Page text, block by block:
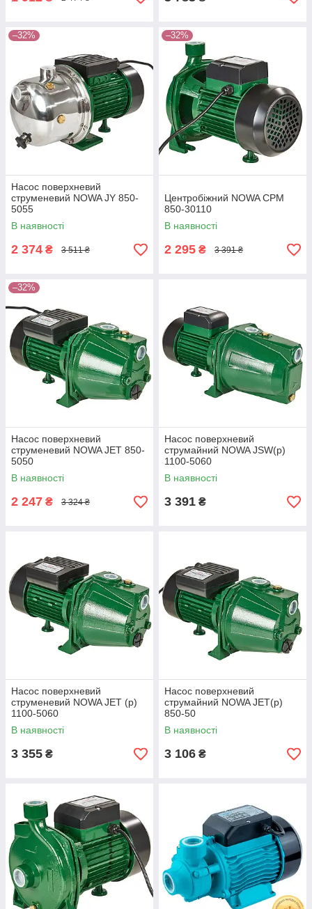
–32%
Насос поверхневий
струменевий NOWA JY 850-
5055
В наявності
2 374 ₴ 3 511 ₴
–32%
Центробіжний NOWA CPM
850-30110
В наявності
2 295 ₴ 3 391 ₴
–32%
Насос поверхневий
струменевий NOWA JET 850-
5050
В наявності
2 247 ₴ 3 324 ₴
Насос поверхневий
струмайний NOWA JSW(p)
1100-5060
В наявності
3 391 ₴
Насос поверхневий
струменевий NOWA JET (p)
1100-5060
В наявності
3 355 ₴
Насос поверхневий
струмайний NOWA JET(p)
850-50
В наявності
3 106 ₴